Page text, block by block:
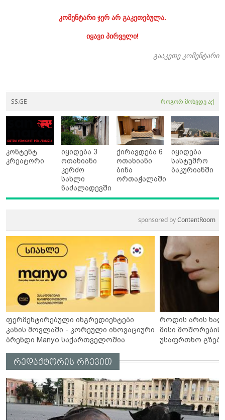
კომენტარი ჯერ არ გაკეთებულა.
იყავი პირველი!
გააკეთე კომენტარი
SS.GE როგორ მოხვდე აქ
კონტენტ
კრეატორი
იყიდება 3
ოთახიანი
კერძო
სახლი
ნაძალადევში
ქირავდება 6
ოთახიანი
ბინა
ორთაჭალაში
იყიდება
სასტუმრო
ბაკურიანში
sponsored byContentRoom
ფერმენტირებული ინგრედიენტები
კანის მოვლაში - კორეული ინოვაციური
ბრენდი Manyo საქართველოშია
როდის არის
მისი მოშორების
უსაფრთხო გზები
რედაქტორის რჩევით